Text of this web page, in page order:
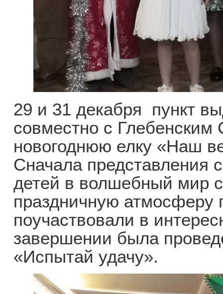
29 и 31 декабря пункт
совместно с
новогоднюю елку «Наш
Сначала представления
детей в волшебный мир
праздничную атмосферу
поучаствовали в
завершении была
«Испытай удачу».